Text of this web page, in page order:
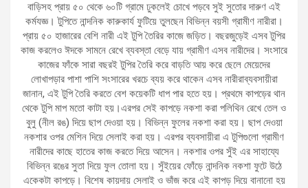
বাড়িসহ প্রায় ৫০ থেকে ৬০টি গ্রামে ঢুকলেই চোখে পড়বে সুই সুতোর দারুণ এই
কর্মযজ্ঞ। টুপিতে নান্দনিক কারুকার্য ফুটিয়ে তুলছেন বিভিন্ন বয়সী গ্রামীণ নারীরা।
প্রায় ৫০ হাজারের বেশি নারী এই টুপি তৈরির কাজে জড়িত। বছরজুড়েই এসব টুপির
কাজ করলেও ঈদকে সামনে রেখে ব্যবস্তা বেড়ে যায় গ্রামীণ এসব নারীদের। সংসারে
কাজের ফাঁকে সারা বছরই টুপির তৈরি করে বাড়তি আয় করে ছেলে মেয়েদের
লোখাপড়ার পাশা পাশি সংসারের খরচে ব্যয় করে থাকেন এসব নারীরাব্যবসায়ীরা
জানান, এই টুপি তৈরি করতে বেশ কয়েকটি ধাপ পার হতে হয়। প্রথমে কাপড়ের থান
থেকে টুপি মাপ মতো কাটা হয়।এরপর সেই কাপড়ে নকশা করা পলিথিন রেখে তেল ও
বুলু (নীল রঙ) দিয়ে ছাপ দেওয়া হয়। বিভিন্ন ফুলের নকশা করা হয়। ছাপ দেওয়া
নকশার ওপর মেশিন দিয়ে সেলাই করা হয়। এরপর ব্যবসায়ীরা এ টুপিগুলো গ্রামীণ
নারীদের কাছে হাতের কাজ করতে দিয়ে আসেন। নকশার ওপর সুঁই এর সাহায্যে
বিভিন্ন রঙের সুতা দিয়ে ফুল তোলা হয়। সুঁইয়ের ফোঁড়ে নান্দনিক নকশা ফুটে উঠে
একেকটা কাপড়ে। বিশেষ কায়দায় সেলাই ও ভাঁজ করে এই কাপড় দিয়ে বানানো হয়